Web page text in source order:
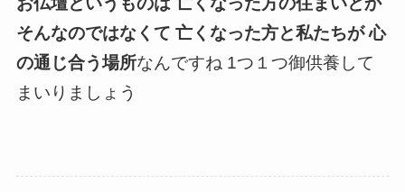
そんなのではなくて 亡くなった方と私たちが 心
の通じ合う場所なんですね 1つ１つ御供養して
まいりましょう